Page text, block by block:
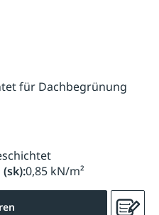
für Dachbegrünung
0,85 kN/m²